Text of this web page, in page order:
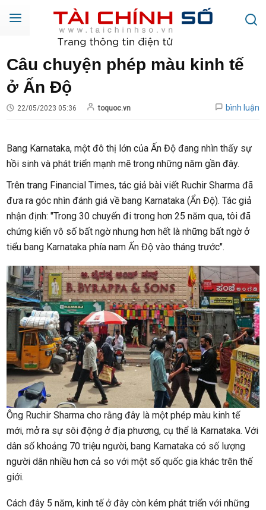
Câu chuyện phép màu kinh tế
ở Ấn Độ
22/05/2023 05:36 toquoc.vn bình luận
Bang Karnataka, một đô thị lớn của Ấn Độ đang nhìn thấy sự
hồi sinh và phát triển mạnh mẽ trong những năm gần đây.
Trên trang Financial Times, tác giả bài viết Ruchir Sharma đã
đưa ra góc nhìn đánh giá về bang Karnataka (Ẩn Độ). Tác giả
nhận định: "Trong 30 chuyến đi trong hơn 25 năm qua, tôi đã
chứng kiến vô số bất ngờ nhưng hơn hết là những bất ngờ ở
tiểu bang Karnataka phía nam Ấn Độ vào tháng trước".
Ông Ruchir Sharma cho rằng đây là một phép màu kinh tế
mới, mở ra sự sôi động ở địa phương, cụ thể là Karnataka. Với
dân số khoảng 70 triệu người, bang Karnataka có số lượng
người dân nhiều hơn cả so với một số quốc gia khác trên thế
giới.
Cách đây 5 năm, kinh tế ở đây còn kém phát triển với những